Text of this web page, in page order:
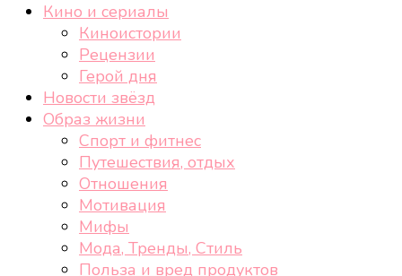
cheek-look.ru
Женский сайт о звездах и кино, а также трендах,
Кино и сериалы
Киноистории
Рецензии
Герой дня
Новости звёзд
Образ жизни
Спорт и фитнес
Путешествия, отдых
Отношения
Мотивация
Мифы
Мода, Тренды, Стиль
Польза и вред продуктов